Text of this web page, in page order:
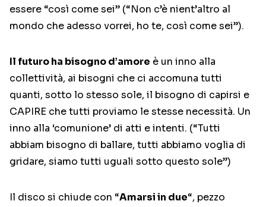
essere “così come sei” (“Non c’è nient’altro al
mondo che adesso vorrei, ho te, così come sei”).
Il futuro ha bisogno d’amore è un inno alla
collettività, ai bisogni che ci accomuna tutti
quanti, sotto lo stesso sole, il bisogno di capirsi e
CAPIRE che tutti proviamo le stesse necessità. Un
inno alla ‘comunione’ di atti e intenti. (“Tutti
abbiam bisogno di ballare, tutti abbiamo voglia di
gridare, siamo tutti uguali sotto questo sole”)
Il disco si chiude con “Amarsi in due“, pezzo